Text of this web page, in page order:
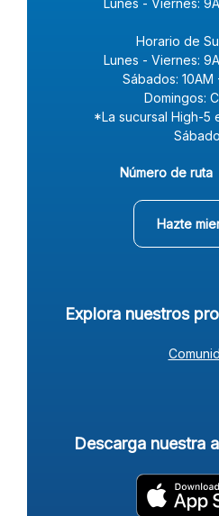
Lunes - Viernes:
Horario de
Lunes - Viernes:
Sábados: 10AM
Domingos:
*La sucursal High-5
Número de ruta
Hazte
Explora nuestros
Descarga nuestra